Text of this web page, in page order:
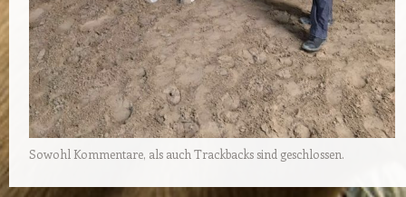
Sowohl Kommentare, als auch Trackbacks sind geschlossen.